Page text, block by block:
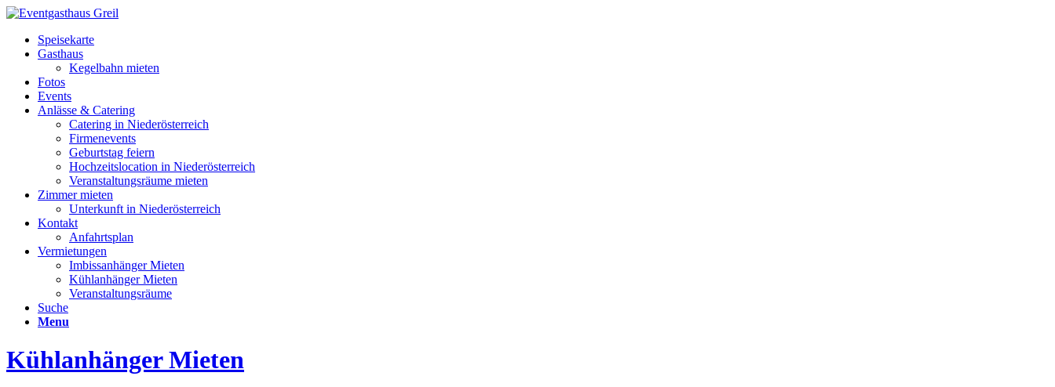
Speisekarte
Gasthaus
Kegelbahn mieten
Fotos
Events
Anlässe & Catering
Catering in Niederösterreich
Firmenevents
Geburtstag feiern
Hochzeitslocation in Niederösterreich
Veranstaltungsräume mieten
Zimmer mieten
Unterkunft in Niederösterreich
Kontakt
Anfahrtsplan
Vermietungen
Imbissanhänger Mieten
Kühlanhänger Mieten
Veranstaltungsräume
Suche
Menu
Kühlanhänger Mieten